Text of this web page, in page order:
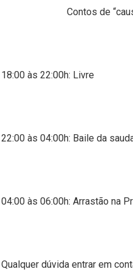
Contos de
18:00 às 22:00h: Livre
22:00 às 04:00h: Baile da
04:00 às 06:00h: Arrastão na
Qualquer dúvida entrar em